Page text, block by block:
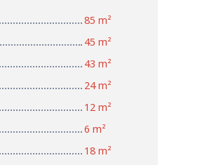
85 m²
45 m²
43 m²
24 m²
12 m²
6 m²
18 m²